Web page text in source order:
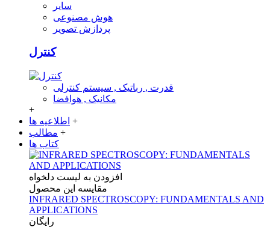
سایر
هوش مصنوعی
پردازش تصویر
کنترل
قدرت , رباتیک , سیستم کنترلی
مکانیک , هوافضا
+
اطلاعیه ها +
مطالب +
کتاب ها
افزودن به لیست دلخواه
مقایسه این محصول
INFRARED SPECTROSCOPY: FUNDAMENTALS AND
APPLICATIONS
رایگان